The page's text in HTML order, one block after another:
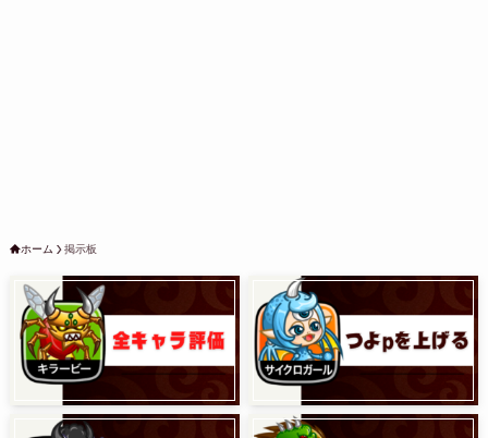
ホーム 掲示板